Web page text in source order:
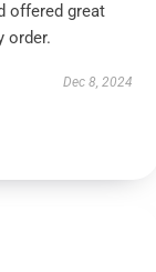
offered great
order.
Dec 8, 2024